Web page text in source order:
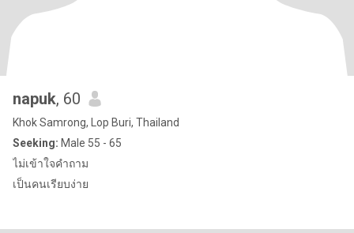
napuk, 60
Khok Samrong, Lop Buri, Thailand
Seeking: Male 55 - 65
ไม่เข้าใจคำถาม
เป็นคนเรียบง่าย